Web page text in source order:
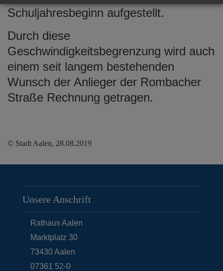
Schuljahresbeginn aufgestellt.
Durch diese
Geschwindigkeitsbegrenzung wird auch
einem seit langem bestehenden
Wunsch der Anlieger der Rombacher
Straße Rechnung getragen.
© Stadt Aalen, 28.08.2019
Unsere Anschrift
Rathaus Aalen
Marktplatz 30
73430Aalen
07361 52-0